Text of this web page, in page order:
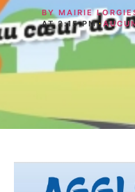
BYMAIRIE
AT 2:15 PM